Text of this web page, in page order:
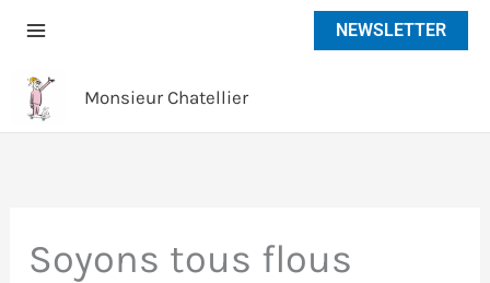
NEWSLETTER
Monsieur Chatellier
Soyons tous flous